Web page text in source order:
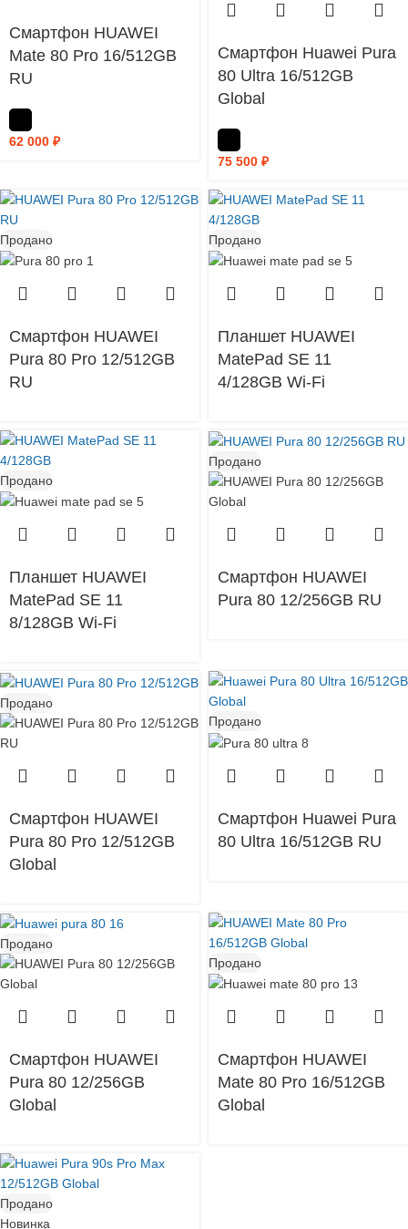
Смартфон HUAWEI
Mate 80 Pro 16/512GB
RU
62 000 ₽
Смартфон Huawei Pura
80 Ultra 16/512GB
Global
75 500 ₽
Продано
Смартфон HUAWEI
Pura 80 Pro 12/512GB
RU
Продано
Планшет HUAWEI
MatePad SE 11
4/128GB Wi-Fi
Продано
Планшет HUAWEI
MatePad SE 11
8/128GB Wi-Fi
Продано
Смартфон HUAWEI
Pura 80 12/256GB RU
Продано
Смартфон HUAWEI
Pura 80 Pro 12/512GB
Global
Продано
Смартфон Huawei Pura
80 Ultra 16/512GB RU
Продано
Смартфон HUAWEI
Pura 80 12/256GB
Global
Продано
Смартфон HUAWEI
Mate 80 Pro 16/512GB
Global
Продано
Новинка